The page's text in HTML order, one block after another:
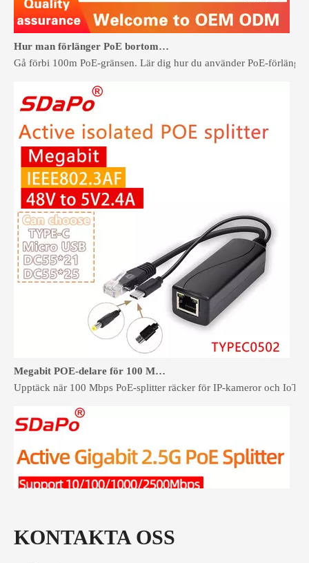
Hur man förlänger PoE bortom 100 meter utan att koppla om
Gå förbi 100m PoE-gränsen. Lär dig hur du använder PoE-
Upptäck när 100 Mbps PoE-splitter räcker för IP-kameror och IoT,
KONTAKTA OSS